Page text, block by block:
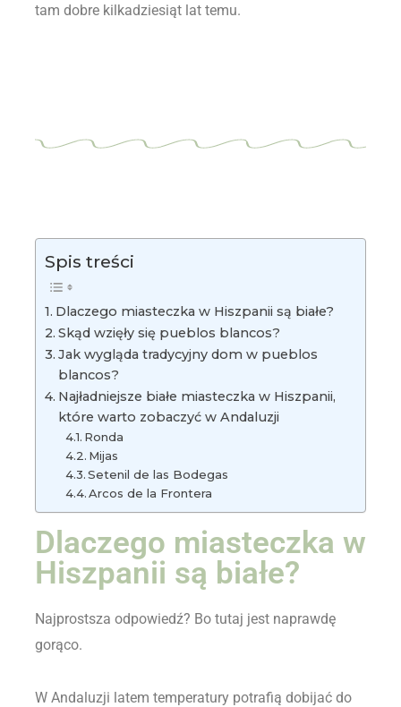
tam dobre kilkadziesiąt lat temu.
Spis treści
Dlaczego miasteczka w Hiszpanii są białe?
Skąd wzięły się pueblos blancos?
Jak wygląda tradycyjny dom w pueblos
blancos?
Najładniejsze białe miasteczka w Hiszpanii,
które warto zobaczyć w Andaluzji
Ronda
Mijas
Setenil de las Bodegas
Arcos de la Frontera
Dlaczego miasteczka w
Hiszpanii są białe?
Najprostsza odpowiedź? Bo tutaj jest naprawdę
gorąco.
W Andaluzji latem temperatury potrafią dobijać do